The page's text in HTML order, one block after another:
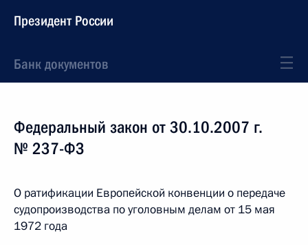
Президент России
Банк документов
Федеральный закон от 30.10.2007 г.
№ 237-ФЗ
О ратификации Европейской конвенции о передаче
судопроизводства по уголовным делам от 15 мая
1972 года